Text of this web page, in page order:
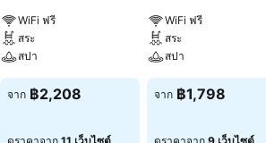
WiFi ฟรี
สระ
สปา
จาก ฿2,208
WiFi ฟรี
สระ
สปา
จาก ฿1,798